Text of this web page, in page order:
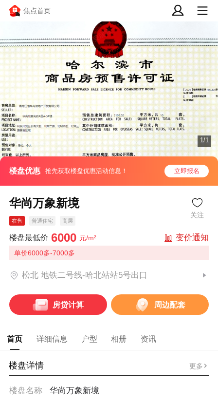
焦点首页
楼盘优惠 抢先获取楼盘优惠活动信息！ 立即报名
1/1
华尚万象新境
在售 普通住宅 高层
楼盘最低价 6000 元/m² 变价通知
单价6000多-7000多
松北 地铁二号线-哈北站站5号出口
房贷计算 周边配套
关注
首页 详细信息 户型 相册 资讯
楼盘详情 更多
楼盘名称
华尚万象新境